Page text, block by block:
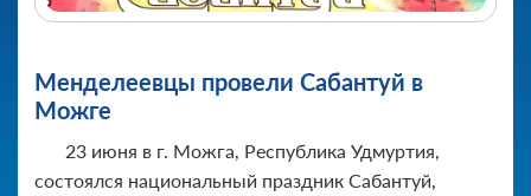
Менделеевцы провели Сабантуй в
Можге
23 июня в г. Можга, Республика Удмуртия,
состоялся национальный праздник Сабантуй,